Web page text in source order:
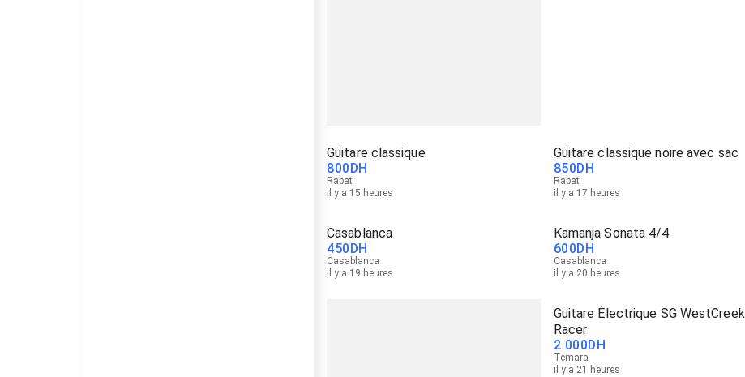
Guitare classique
800DH
Rabat
il y a 15 heures
Guitare classique noire avec sac
850DH
Rabat
il y a 17 heures
Casablanca
450DH
Casablanca
il y a 19 heures
Kamanja Sonata 4/4
600DH
Casablanca
il y a 20 heures
Guitare Électrique SG WestCreek
Racer
2 000DH
Temara
il y a 21 heures